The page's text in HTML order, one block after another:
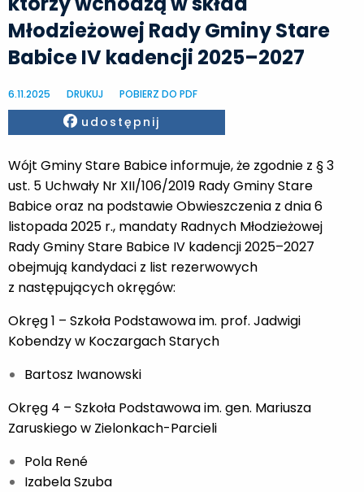
Młodzieżowej Rady Gminy Stare
Babice IV kadencji 2025–2027
6.11.2025 DRUKUJ POBIERZ DO PDF
Facebook
udostępnij
Wójt Gminy Stare Babice informuje, że zgodnie z § 3
ust. 5 Uchwały Nr XII/106/2019 Rady Gminy Stare
Babice oraz na podstawie Obwieszczenia z dnia 6
listopada 2025 r., mandaty Radnych Młodzieżowej
Rady Gminy Stare Babice IV kadencji 2025–2027
obejmują kandydaci z list rezerwowych
z następujących okręgów:
Okręg 1 – Szkoła Podstawowa im. prof. Jadwigi
Kobendzy w Koczargach Starych
Bartosz Iwanowski
Okręg 4 – Szkoła Podstawowa im. gen. Mariusza
Zaruskiego w Zielonkach-Parcieli
Pola René
Izabela Szuba